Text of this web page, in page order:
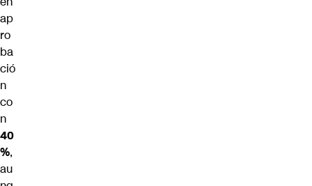
ap
ro
ba
ció
n
co
n
40
%,
au